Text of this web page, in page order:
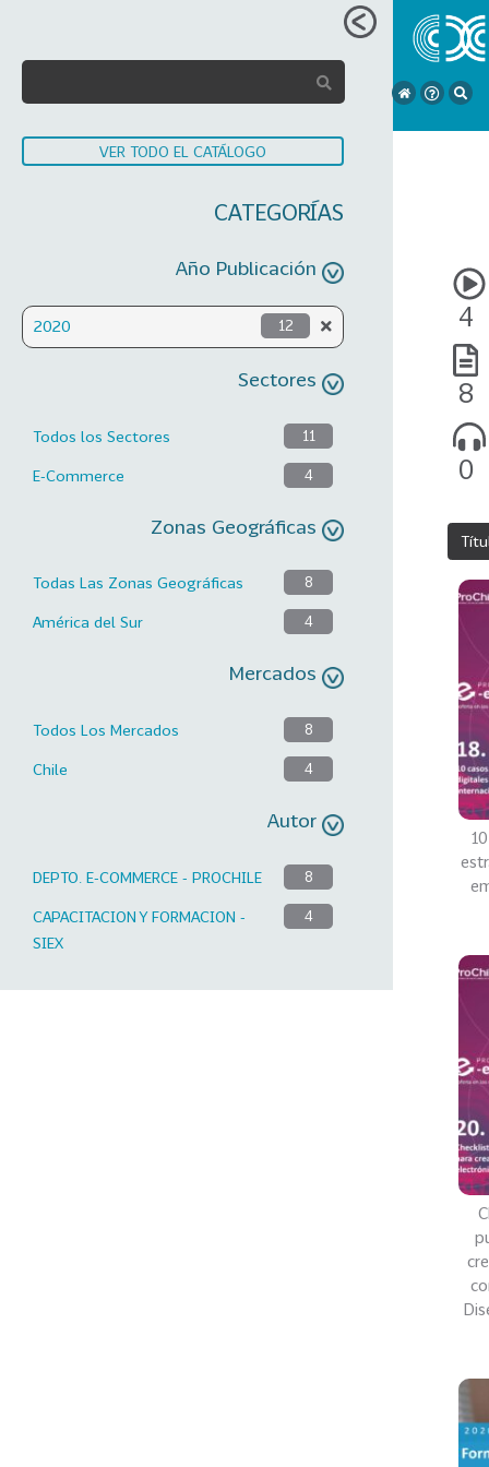
VER TODO EL CATÁLOGO
CATEGORÍAS
Año Publicación
2020 12
Sectores
Todos los Sectores 11
E-Commerce 4
Zonas Geográficas
Todas Las Zonas Geográficas 8
América del Sur 4
Mercados
Todos Los Mercados 8
Chile 4
Autor
DEPTO. E-COMMERCE - PROCHILE 8
CAPACITACION Y FORMACION -
SIEX
4
4
8
0